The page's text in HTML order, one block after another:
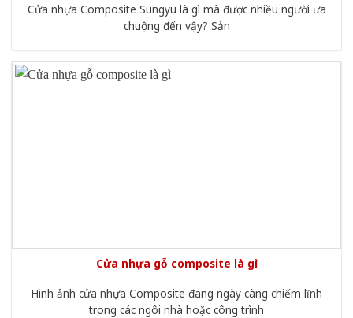
Cửa nhựa Composite Sungyu là gì mà được nhiều người ưa
chuộng đến vậy? Sản
Cửa nhựa gỗ composite là gì
Hình ảnh cửa nhựa Composite đang ngày càng chiếm lĩnh
trong các ngôi nhà hoặc công trình